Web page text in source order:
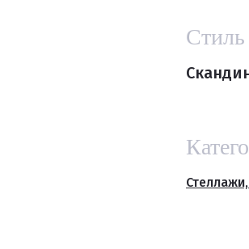
Стиль
Стеллажи,